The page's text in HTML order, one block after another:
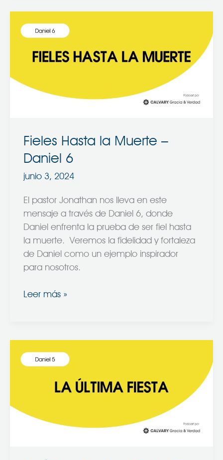
Fieles Hasta la Muerte –
Daniel 6
junio 3, 2024
El pastor Jonathan nos lleva en este
mensaje a través de Daniel 6, donde
Daniel enfrenta la prueba de ser fiel hasta
la muerte. Veremos la fidelidad y fortaleza
de Daniel como un ejemplo inspirador
para nosotros.
Hasta
Muerte
Daniel
Leer más »
Última
5